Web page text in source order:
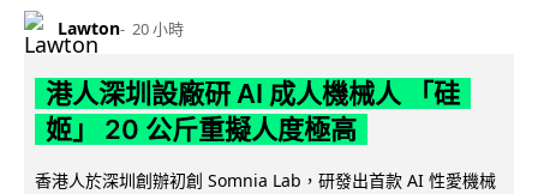
Lawton 20 小時
港人深圳設廠研 AI 成人機械人 「硅
姬」 20 公斤重擬人度極高
香港人於深圳創辦初創 Somnia Lab，研發出首款 AI 性愛機械